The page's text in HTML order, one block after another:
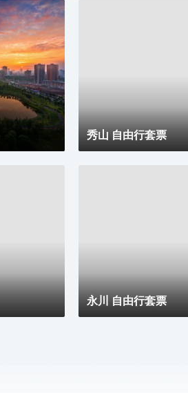
秀山 自由行套票
永川 自由行套票